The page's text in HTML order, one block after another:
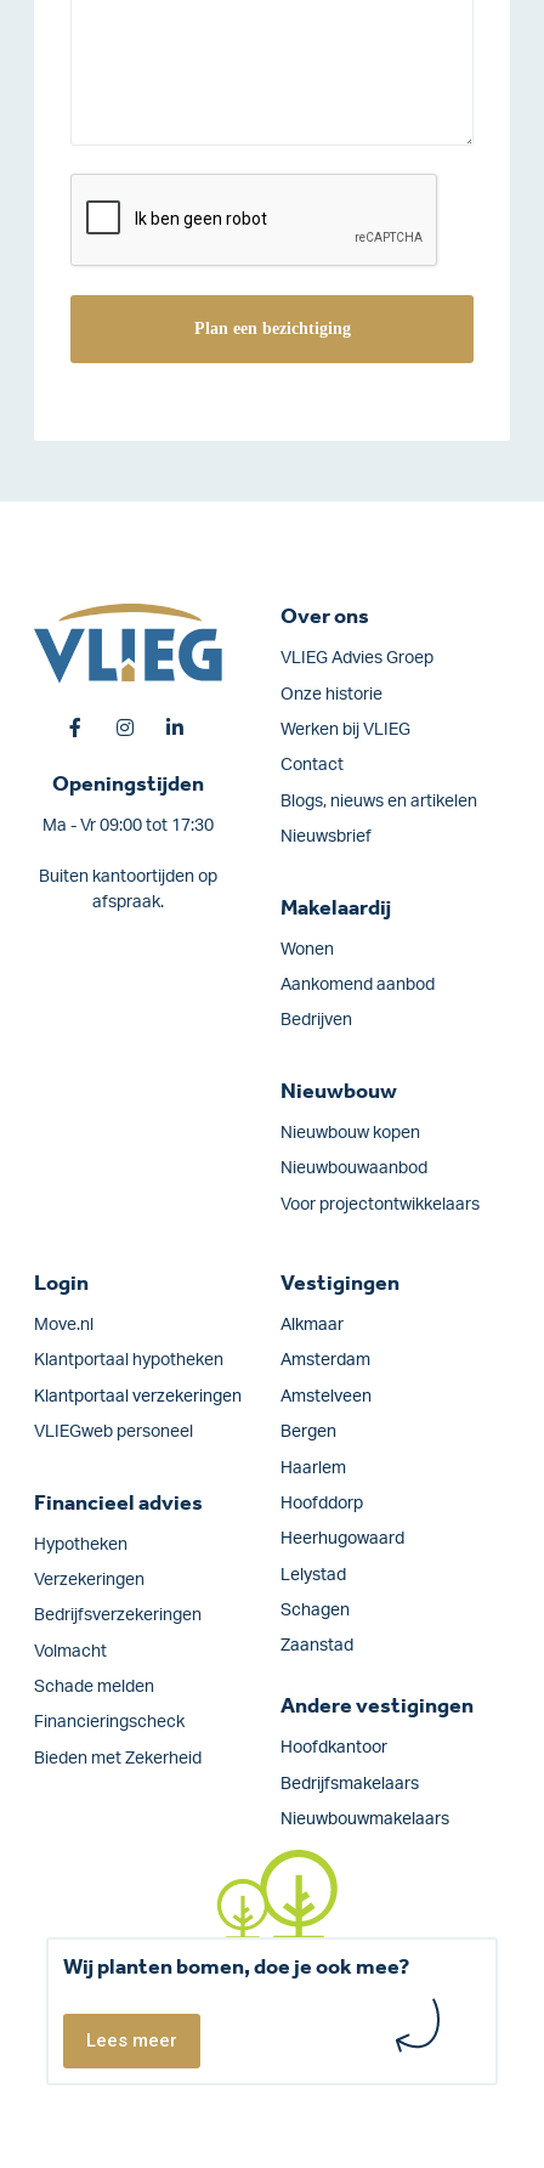
Openingstijden
Ma - Vr 09:00 tot 17:30
Buiten kantoortijden op
afspraak.
Over ons
VLIEG Advies Groep
Onze historie
Werken bij VLIEG
Contact
Blogs, nieuws en artikelen
Nieuwsbrief
Makelaardij
Wonen
Aankomend aanbod
Bedrijven
Nieuwbouw
Nieuwbouw kopen
Nieuwbouwaanbod
Voor projectontwikkelaars
Login
Move.nl
Klantportaal hypotheken
Klantportaal verzekeringen
VLIEGweb personeel
Financieel advies
Hypotheken
Verzekeringen
Bedrijfs­verzekeringen
Volmacht
Schade melden
Financieringscheck
Bieden met Zekerheid
Vestigingen
Alkmaar
Amsterdam
Amstelveen
Bergen
Haarlem
Hoofddorp
Heerhugowaard
Lelystad
Schagen
Zaanstad
Andere vestigingen
Hoofdkantoor
Bedrijfsmakelaars
Nieuwbouwmakelaars
Wij planten bomen, doe je ook mee?
Lees meer